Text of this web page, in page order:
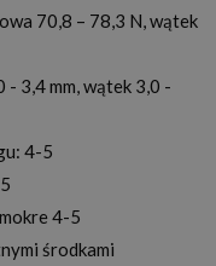
70,8 – 78,3 N, wątek
3,4 mm, wątek 3,0 -
4-5
4-5
środkami